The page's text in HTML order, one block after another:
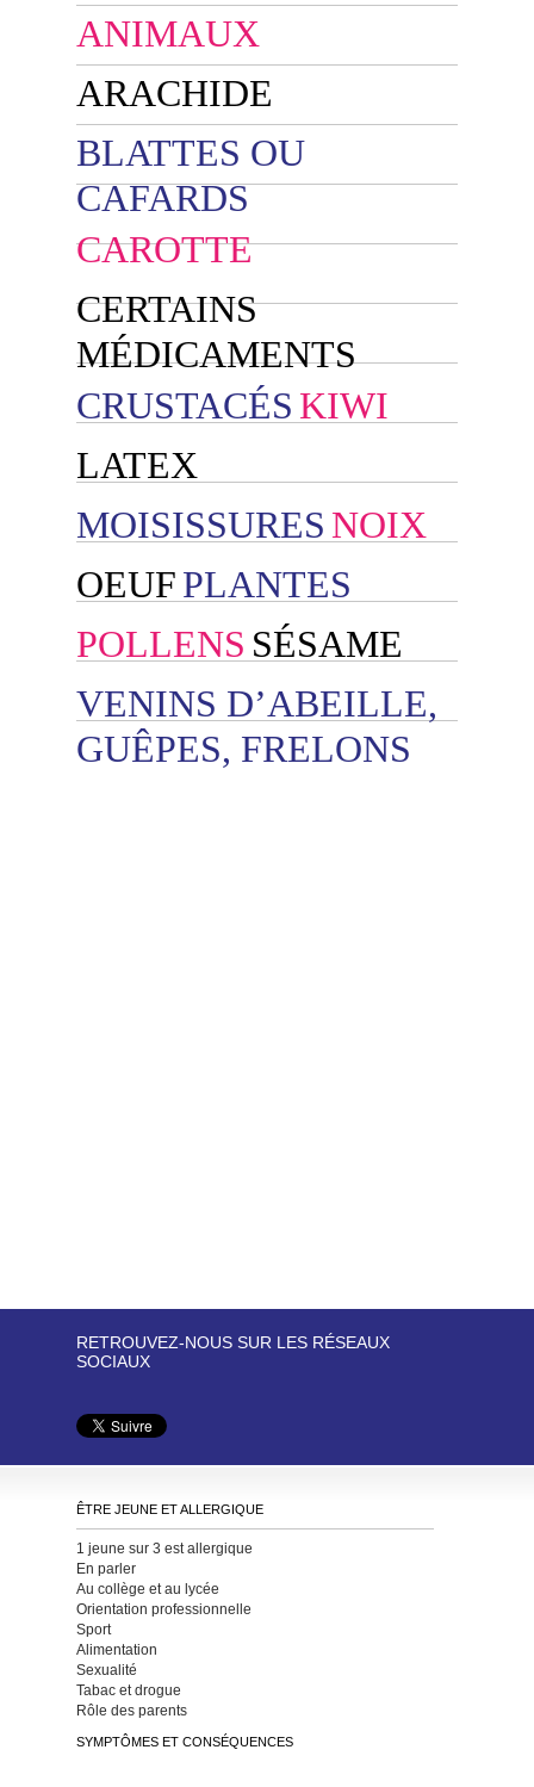
ANIMAUX
ARACHIDE
BLATTES OU
CAFARDS
CAROTTE
CERTAINS
MÉDICAMENTS
CRUSTACÉS KIWI
LATEX
MOISISSURES NOIX
OEUFPLANTES
POLLENS SÉSAME
VENINS D’ABEILLE,
GUÊPES, FRELONS
RETROUVEZ-NOUS SUR LES RÉSEAUX
SOCIAUX
ÊTRE JEUNE ET ALLERGIQUE
1 jeune sur 3 est allergique
En parler
Au collège et au lycée
Orientation professionnelle
Sport
Alimentation
Sexualité
Tabac et drogue
Rôle des parents
SYMPTÔMES ET CONSÉQUENCES